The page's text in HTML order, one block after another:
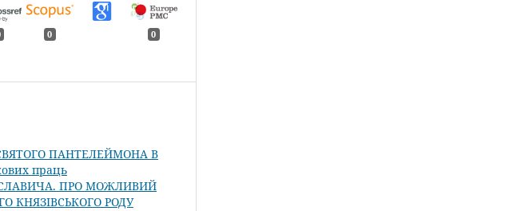
0 0
ПАНТЕЛЕЙМОНА В
праць
ПРО МОЖЛИВИЙ
КНЯЗІВСЬКОГО РОДУ